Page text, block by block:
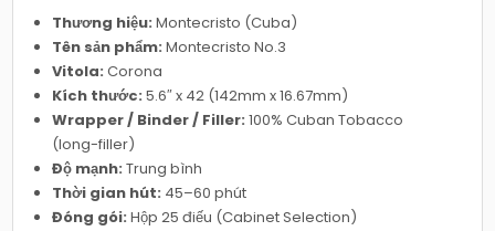
Thương hiệu: Montecristo (Cuba)
Tên sản phẩm: Montecristo No.3
Vitola: Corona
Kích thước: 5.6″ x 42 (142mm x 16.67mm)
Wrapper / Binder / Filler: 100% Cuban Tobacco
(long-filler)
Độ mạnh: Trung bình
Thời gian hút: 45–60 phút
Đóng gói: Hộp 25 điếu (Cabinet Selection)